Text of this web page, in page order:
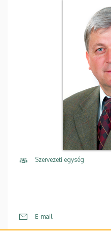
Szervezeti egység
E-mail